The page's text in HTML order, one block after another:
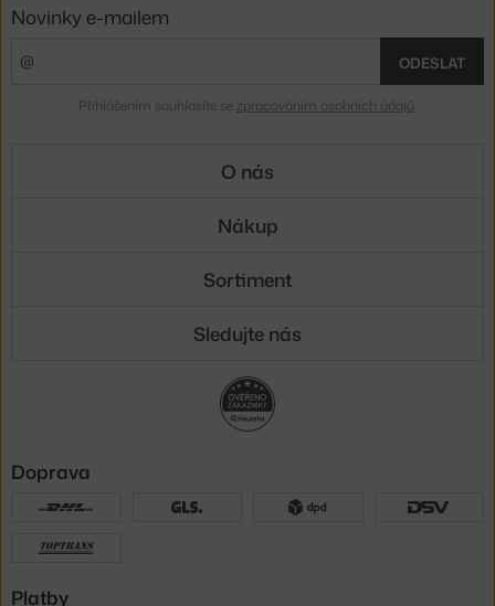
Novinky e-mailem
ODESLAT
Přihlášením souhlasíte se zpracováním osobních údajů
O nás
Nákup
Sortiment
Sledujte nás
Doprava
Platby